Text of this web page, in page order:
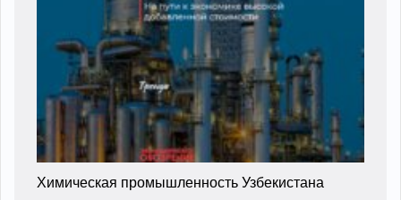
Химическая промышленность Узбекистана